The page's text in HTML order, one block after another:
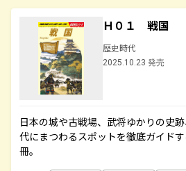
Ｈ０１ 戦国
歴史時代
2025.10.23 発売
日本の城や古戦場、武将ゆかりの史
代にまつわるスポットを徹底ガイド
冊。